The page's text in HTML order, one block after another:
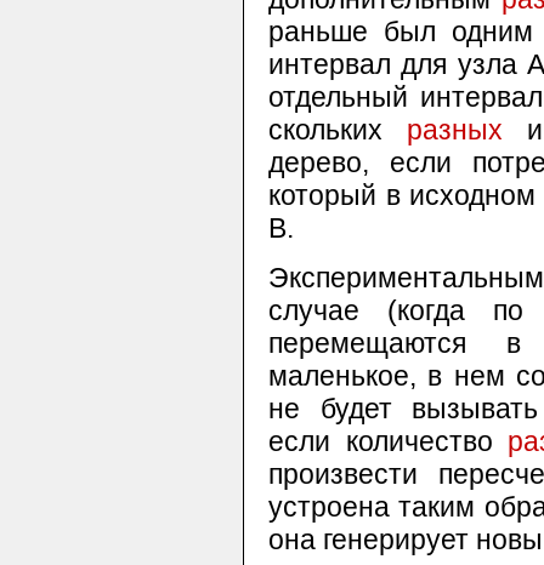
раньше был одним
интервал для узла
отдельный
скольких разных
дерево, если
который в
В.
случае (когда
перемещаются в
маленькое, в нем
не будет
если количество
произвести
устроена таким
она генерирует